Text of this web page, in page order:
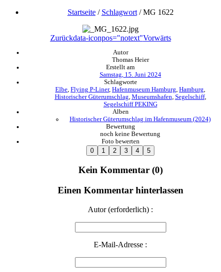
Startseite/ Schlagwort /MG 1622
Zurückdata-iconpos="notext"Vorwärts
Autor
Thomas Heier
Erstellt am
Samstag, 15. Juni 2024
Schlagworte
Elbe Flying P-Liner, Hafenmuseum Hamburg Hamburg
Historischer Güterumschlag Museumshafen Segelschiff,
Segelschiff PEKING
Alben
Historischer Güterumschlag im Hafenmuseum (2024)
Bewertung
noch keine Bewertung
Foto bewerten
Kein Kommentar (0)
Einen Kommentar hinterlassen
Autor (erforderlich) :
E-Mail-Adresse :